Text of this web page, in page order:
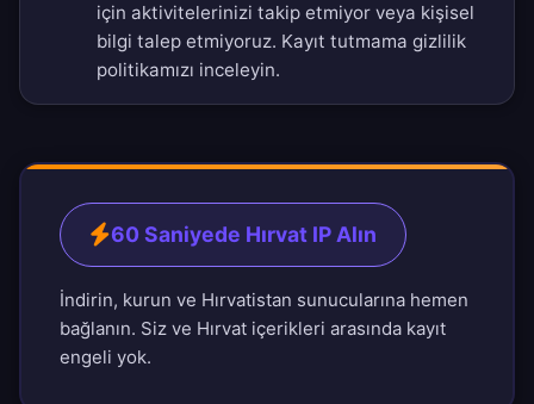
için aktivitelerinizi takip etmiyor veya kişisel
bilgi talep etmiyoruz. Kayıt tutmama gizlilik
politikamızı inceleyin.
60 Saniyede Hırvat IP Alın
İndirin, kurun ve Hırvatistan sunucularına hemen
bağlanın. Siz ve Hırvat içerikleri arasında kayıt
engeli yok.